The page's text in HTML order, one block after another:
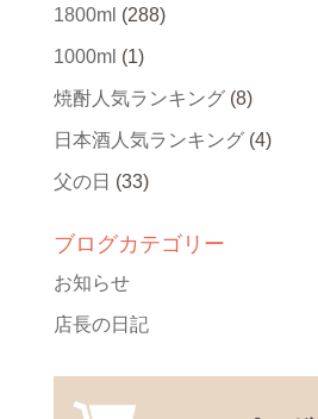
1800ml (288)
1000ml (1)
焼酎人気ランキング (8)
日本酒人気ランキング (4)
父の日 (33)
ブログカテゴリー
お知らせ
店長の日記